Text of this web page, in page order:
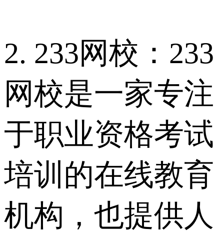
2. 233网校：233
网校是一家专注
于职业资格考试
培训的在线教育
机构，也提供人